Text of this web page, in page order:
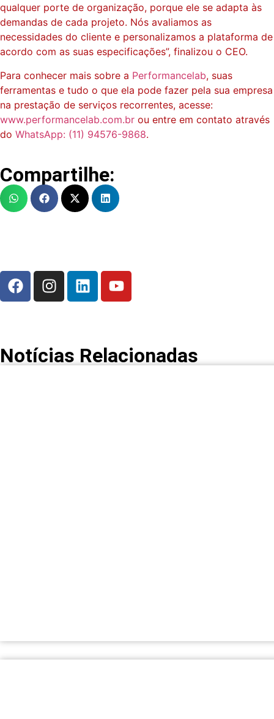
qualquer porte de organização, porque ele se adapta às
demandas de cada projeto. Nós avaliamos as
necessidades do cliente e personalizamos a plataforma de
acordo com as suas especificações”, finalizou o CEO.
Para conhecer mais sobre a Performancelab, suas
ferramentas e tudo o que ela pode fazer pela sua empresa
na prestação de serviços recorrentes, acesse:
www.performancelab.com.br ou entre em contato através
do WhatsApp: (11) 94576-9868.
Compartilhe:
Notícias Relacionadas